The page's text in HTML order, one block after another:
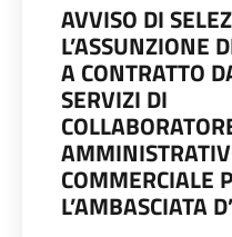
AVVISO DI
L’ASSUNZIONE
A CONTRATTO
SERVIZI DI
COMMERCIALE
L’AMBASCIATA